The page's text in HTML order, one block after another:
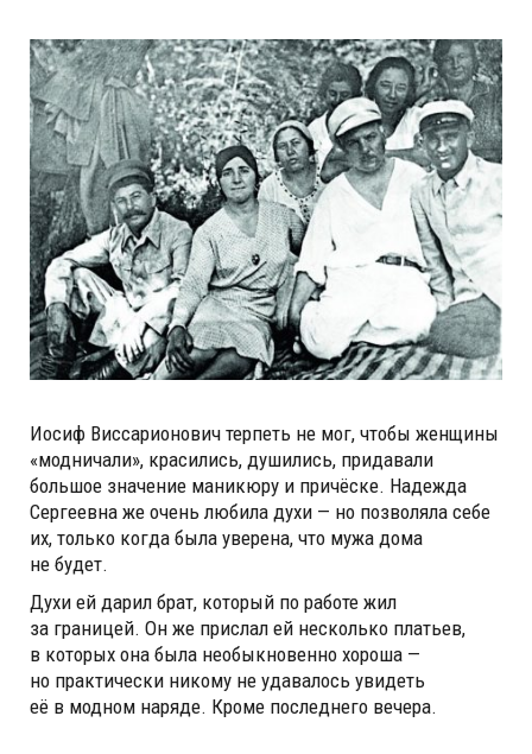
Иосиф Виссарионович терпеть не мог, чтобы женщины
«модничали», красились, душились, придавали
большое значение маникюру и причёске. Надежда
Сергеевна же очень любила духи — но позволяла себе
их, только когда была уверена, что мужа дома
не будет.
Духи ей дарил брат, который по работе жил
за границей. Он же прислал ей несколько платьев,
в которых она была необыкновенно хороша —
но практически никому не удавалось увидеть
её в модном наряде. Кроме последнего вечера.